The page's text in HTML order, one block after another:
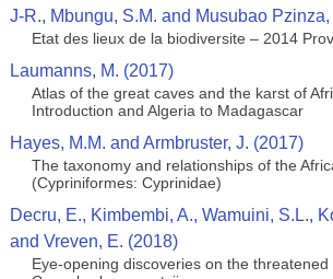
J-R., Mbungu, S.M. and Musubao Pzinza,
Etat des lieux de la biodiversite – 2014
Laumanns, M. (2017)
Atlas of the great caves and the karst of
Introduction and Algeria to Madagascar
Hayes, M.M. and Armbruster, J. (2017)
The taxonomy and relationships of the
(Cypriniformes: Cyprinidae)
Decru, E., Kimbembi, A., Wamuini, S.L.,
and Vreven, E. (2018)
Eye-opening discoveries on the